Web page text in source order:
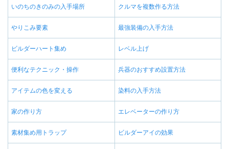
いのちのきのみの入手場所 クルマを複数作る方法
やりこみ要素 最強装備の入手方法
ビルダーハート集め レベル上げ
便利なテクニック・操作 兵器のおすすめ設置方法
アイテムの色を変える 染料の入手方法
家の作り方 エレベーターの作り方
素材集め用トラップ ビルダーアイの効果